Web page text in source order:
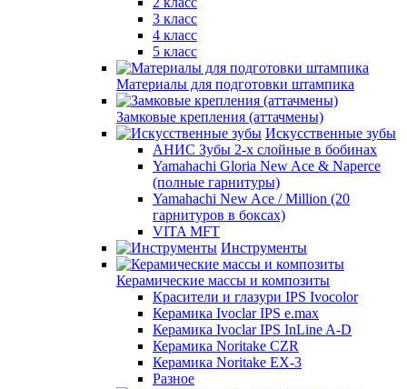
3 класс
4 класс
5 класс
Материалы для подготовки штампика
Замковые крепления (аттачмены)
Искусственные зубы
АНИС Зубы 2-х слойные в бобинах
Yamahachi Gloria New Ace & Naperce
(полные гарнитуры)
Yamahachi New Ace / Million (20
гарнитуров в боксах)
VITA MFT
Инструменты
Керамические массы и композиты
Красители и глазури IPS Ivocolor
Керамика Ivoclar IPS e.max
Керамика Ivoclar IPS InLine A-D
Керамика Noritake CZR
Керамика Noritake EX-3
Разное